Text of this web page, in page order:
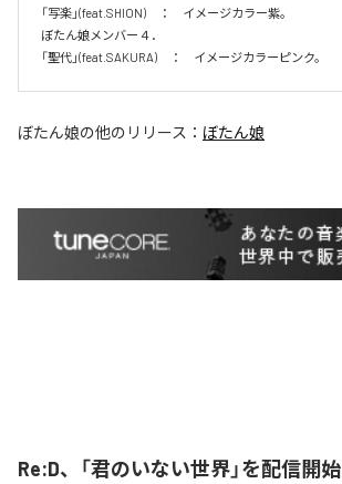
「写楽」(feat.SHION)　：　イメージカラー紫。
ぼたん娘メンバー４．
「聖代」(feat.SAKURA)　：　イメージカラーピンク。
ぼたん娘の他のリリース： ぼたん娘
Re:D、「君のいない世界」を配信開始